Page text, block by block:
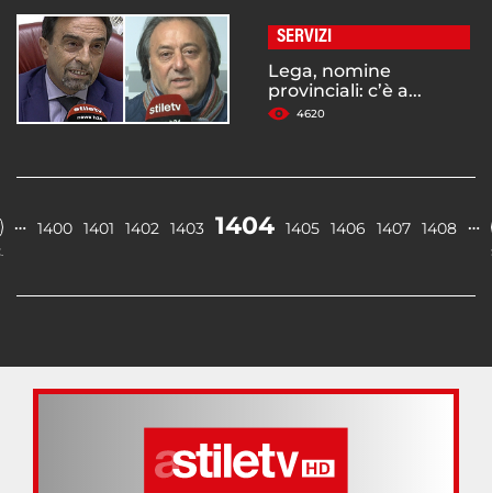
SERVIZI
Lega, nomine
provinciali: c’è a...
4620
… 1400 1401 1402 1403 1404 1405 1406 1407 1408 …